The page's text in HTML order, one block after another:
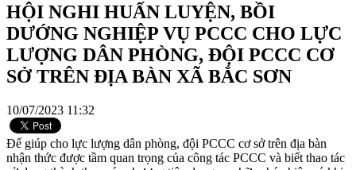
HỘI NGHI HUẤN LUYỆN, BỒI
DƯỚNG NGHIỆP VỤ PCCC CHO LỰC
LƯỢNG DÂN PHÒNG, ĐỘI PCCC CƠ
SỞ TRÊN ĐỊA BÀN XÃ BẮC SƠN
10/07/2023 11:32
Để giúp cho lực lượng dân phòng, đội PCCC cơ sở trên địa bàn
nhận thức được tầm quan trọng của công tác PCCC và biết thao tác